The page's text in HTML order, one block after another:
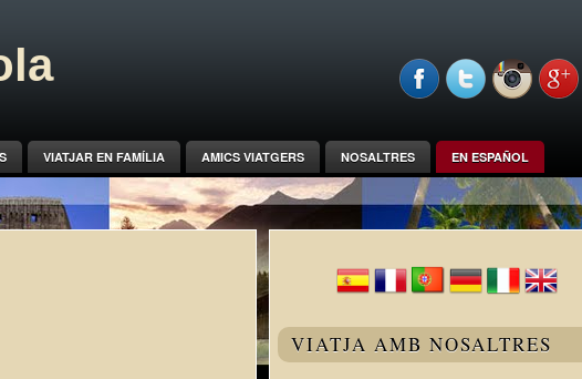
VIATJAR EN FAMÍLIA AMICS VIATGERS NOSALTRES EN ESPAÑOL
VIATJA AMB NOSALTRES